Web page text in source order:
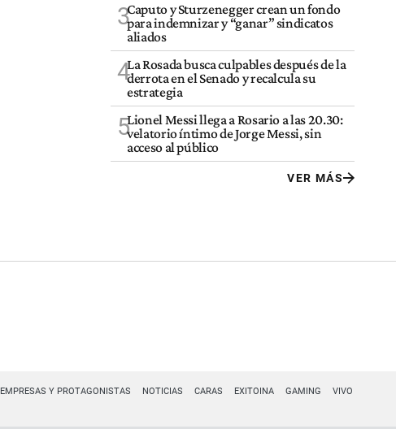
3Caputo y Sturzenegger crean un fondo
para indemnizar y “ganar” sindicatos
aliados
4La Rosada busca culpables después de la
derrota en el Senado y recalcula su
estrategia
5Lionel Messi llega a Rosario a las 20.30:
velatorio íntimo de Jorge Messi, sin
acceso al público
VER MÁS
EMPRESAS Y PROTAGONISTAS NOTICIAS CARAS EXITOINA GAMING VIVO